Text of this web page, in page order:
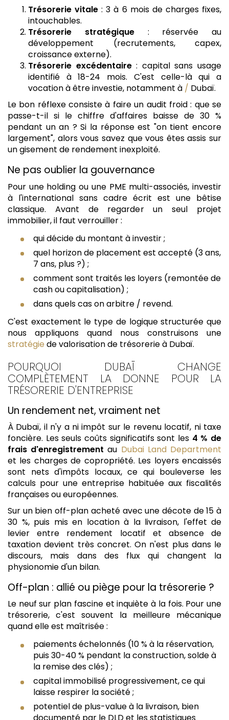
Trésorerie vitale : 3 à 6 mois de charges fixes,
intouchables.
Trésorerie stratégique: réservée au
développement (recrutements, capex,
croissance externe).
Trésorerie excédentaire: capital sans usage
identifié à 18-24 mois. C'est celle-là qui a
vocation à être investie, notamment à / Dubaï.
Le bon réflexe consiste à faire un audit froid : que se
passe-t-il si le chiffre d'affaires baisse de 30 %
pendant un an ? Si la réponse est "on tient encore
largement", alors vous savez que vous êtes assis sur
un gisement de rendement inexploité.
Ne pas oublier la gouvernance
Pour une holding ou une PME multi-associés, investir
à l'international sans cadre écrit est une bêtise
classique. Avant de regarder un seul projet
immobilier, il faut verrouiller :
qui décide du montant à investir ;
quel horizon de placement est accepté (3 ans,
7 ans, plus ?) ;
comment sont traités les loyers (remontée de
cash ou capitalisation) ;
dans quels cas on arbitre / revend.
C'est exactement le type de logique structurée que
nous appliquons quand nous construisons une
stratégie de valorisation de trésorerie à Dubaï.
POURQUOI DUBAÏ CHANGE
COMPLÈTEMENT LA DONNE POUR LA
TRÉSORERIE D'ENTREPRISE
Un rendement net, vraiment net
À Dubaï, il n'y a ni impôt sur le revenu locatif, ni taxe
foncière. Les seuls coûts significatifs sont les 4 % de
frais d'enregistrement au Dubai Land Department
et les charges de copropriété. Les loyers encaissés
sont nets d'impôts locaux, ce qui bouleverse les
calculs pour une entreprise habituée aux fiscalités
françaises ou européennes.
Sur un bien off-plan acheté avec une décote de 15 à
30 %, puis mis en location à la livraison, l'effet de
levier entre rendement locatif et absence de
taxation devient très concret. On n'est plus dans le
discours, mais dans des flux qui changent la
physionomie d'un bilan.
Off-plan : allié ou piège pour la trésorerie ?
Le neuf sur plan fascine et inquiète à la fois. Pour une
trésorerie, c'est souvent la meilleure mécanique
quand elle est maîtrisée :
paiements échelonnés (10 % à la réservation,
puis 30-40 % pendant la construction, solde à
la remise des clés) ;
capital immobilisé progressivement, ce qui
laisse respirer la société ;
potentiel de plus-value à la livraison, bien